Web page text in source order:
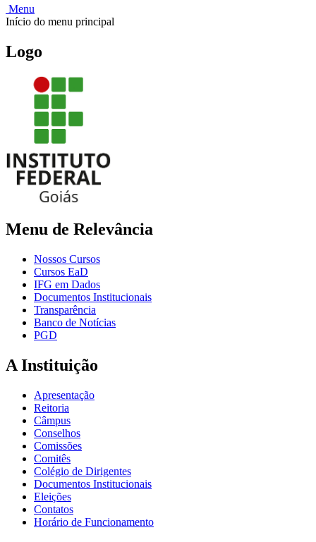
Menu
Início do menu principal
Logo
Menu de Relevância
Nossos Cursos
Cursos EaD
IFG em Dados
Documentos Institucionais
Transparência
Banco de Notícias
PGD
A Instituição
Apresentação
Reitoria
Câmpus
Conselhos
Comissões
Comitês
Colégio de Dirigentes
Documentos Institucionais
Eleições
Contatos
Horário de Funcionamento